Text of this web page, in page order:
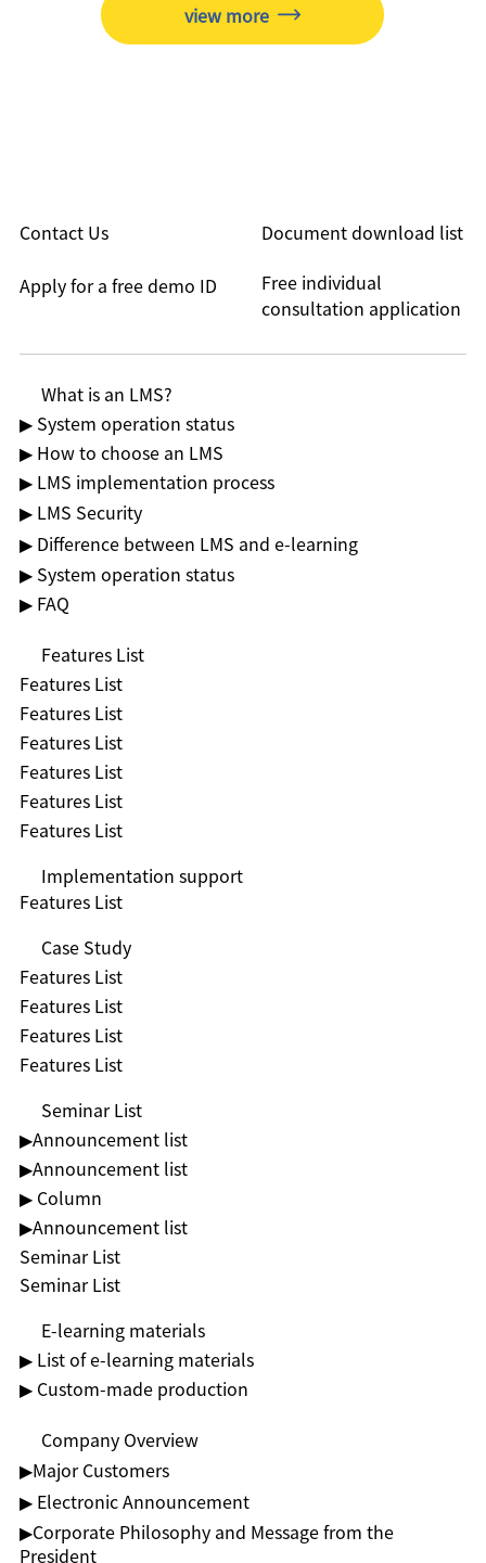
view more
Free individual
consultation application
Apply for a free demo ID
Document download list
Contact Us
What is an LMS?
▶ System operation status
▶ How to choose an LMS
▶ LMS implementation process
▶ LMS Security
▶ Difference between LMS and e-learning
▶ System operation status
▶ FAQ
Features List
Features List
Features List
Features List
Features List
Features List
Features List
Implementation support
Features List
Case Study
Features List
Features List
Features List
Features List
Seminar List
▶︎Announcement list
▶︎Announcement list
▶ Column
▶︎Announcement list
Seminar List
Seminar List
E-learning materials
▶ List of e-learning materials
▶ Custom-made production
Company Overview
▶︎Major Customers
▶ Electronic Announcement
▶︎Corporate Philosophy and Message from the
President